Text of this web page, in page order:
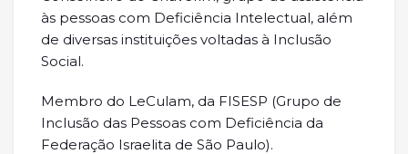
às pessoas com Deficiência Intelectual, além
de diversas instituições voltadas à Inclusão
Social.
Membro do LeCulam, da FISESP (Grupo de
Inclusão das Pessoas com Deficiência da
Federação Israelita de São Paulo).